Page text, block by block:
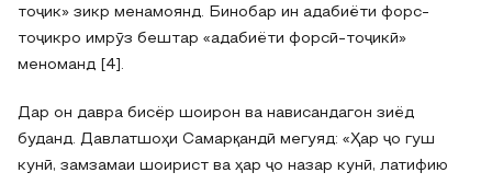
тоҷик» зикр менамоянд. Бинобар ин адабиёти форс-
тоҷикро имрӯз бештар «адабиёти форсӣ-тоҷикӣ»
меноманд [4].
Дар он давра бисёр шоирон ва нависандагон зиёд
буданд. Давлатшоҳи Самарқандӣ мегуяд: «Ҳар ҷо гуш
кунӣ, замзамаи шоирист ва ҳар ҷо назар кунӣ, латифию